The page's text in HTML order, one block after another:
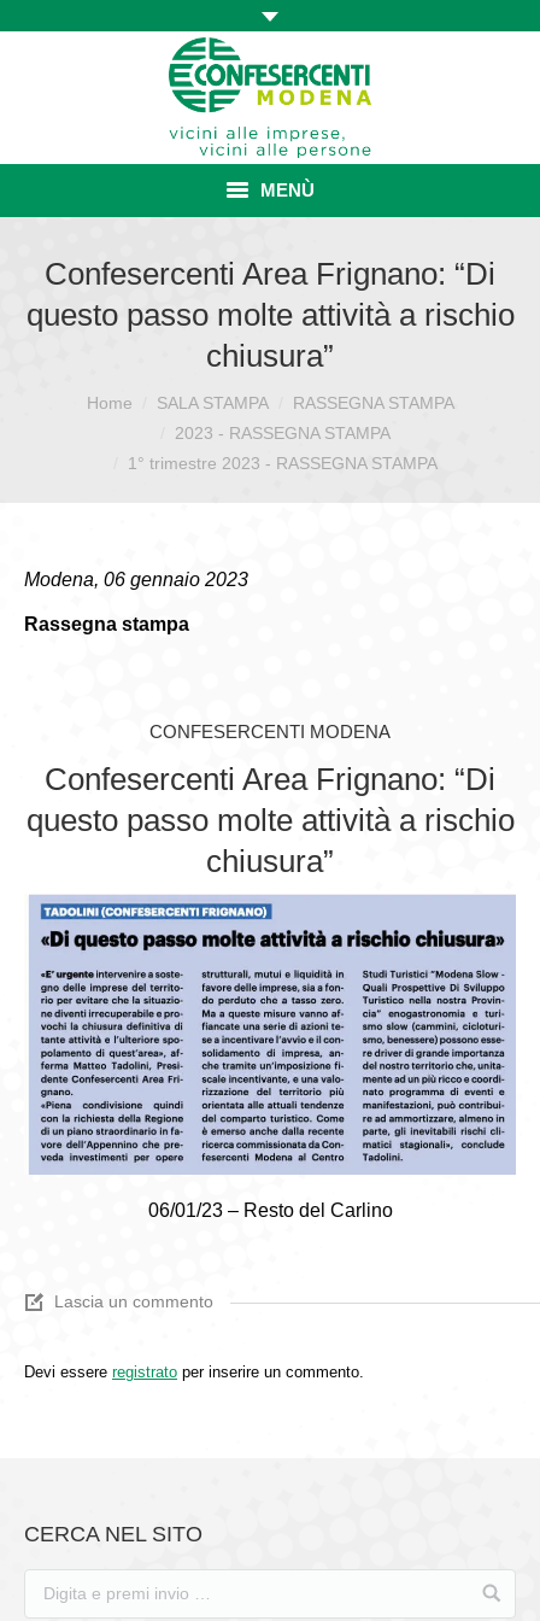
MENÙ
ASSOCIAZIONE
ISCRIZIONE E VANTAGGI
CATEGORIE SINDACALI
GIOVEDÌ GASTRONOMICI
COMUNICATI E NEWS
Confesercenti Area Frignano: “Di
questo passo molte attività a rischio
chiusura”
Sei qui:Home SALA STAMPA
RASSEGNA STAMPA
2023 - RASSEGNA STAMPA
1° trimestre 2023 - RASSEGNA STAMPA
Modena, 06 gennaio 2023
Rassegna stampa
CONFESERCENTI MODENA
Confesercenti Area Frignano: “Di
questo passo molte attività a rischio
chiusura”
06/01/23 – Resto del Carlino
Lascia un commento
Devi essere registrato per inserire un commento.
CERCA NEL SITO